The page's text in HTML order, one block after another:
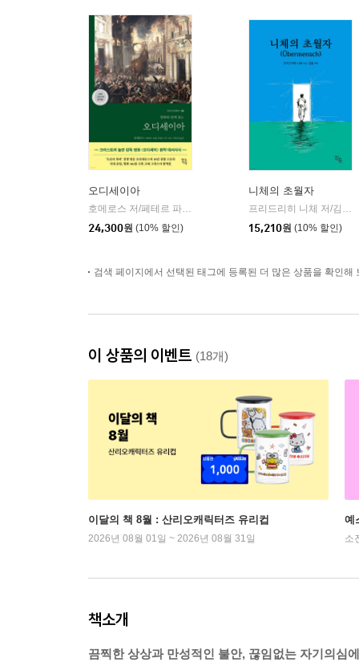
오디세이아
호메로스 저/페테르 파울 루벤스 그림/박문재 역 |
현대지성
24,300원 (10% 할인)
니체의 초월자
프리드리히 니체 저/김철 편역
15,210원 (10% 할인)
검색 페이지에서 선택된 태그에 등록된 더 많은 상품을 확인해
이 상품의 이벤트 (18개)
이달의 책 8월 : 산리오캐릭터즈 유리컵
2026년 08월 01일 ~ 2026년 08월 31일
예
소
책소개
끔찍한 상상과 만성적인 불안, 끊임없는 자기의심